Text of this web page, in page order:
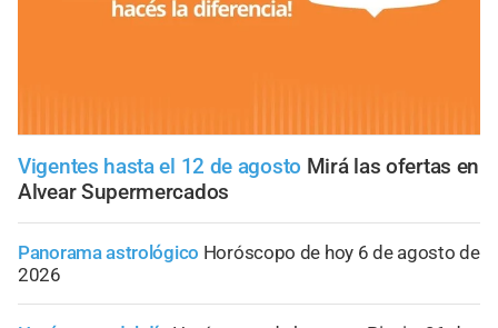
Vigentes hasta el 12 de agosto Mirá las ofertas en
Alvear Supermercados
Panorama astrológico Horóscopo de hoy 6 de agosto de
2026